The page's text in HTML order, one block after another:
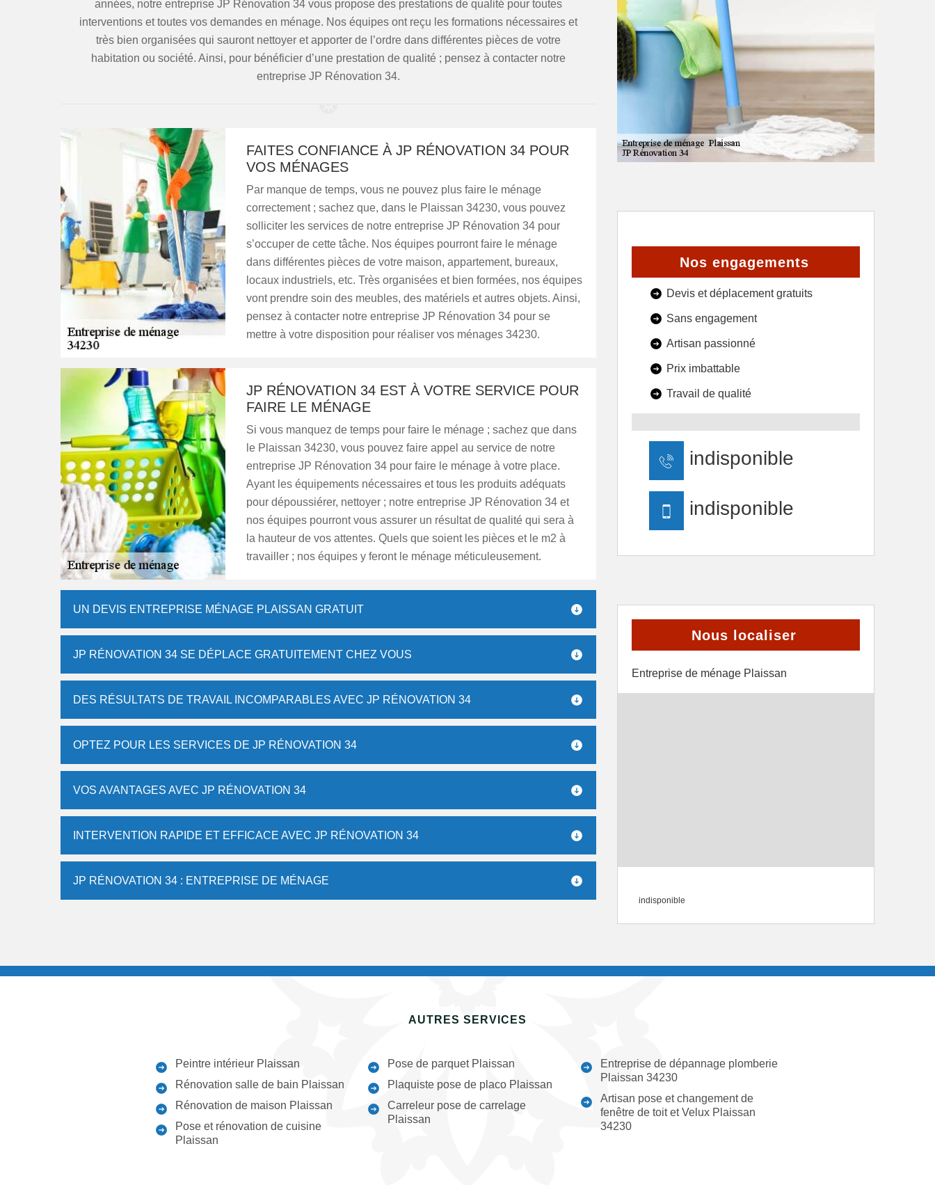
années, notre entreprise JP Rénovation 34 vous propose des prestations de qualité pour toutes
interventions et toutes vos demandes en ménage. Nos équipes ont reçu les formations nécessaires et
très bien organisées qui sauront nettoyer et apporter de l’ordre dans différentes pièces de votre
habitation ou société. Ainsi, pour bénéficier d’une prestation de qualité ; pensez à contacter notre
entreprise JP Rénovation 34.
FAITES CONFIANCE À JP RÉNOVATION 34 POUR
VOS MÉNAGES
Par manque de temps, vous ne pouvez plus faire le ménage
correctement ; sachez que, dans le Plaissan 34230, vous pouvez
solliciter les services de notre entreprise JP Rénovation 34 pour
s’occuper de cette tâche. Nos équipes pourront faire le ménage
dans différentes pièces de votre maison, appartement, bureaux,
locaux industriels, etc. Très organisées et bien formées, nos équipes
vont prendre soin des meubles, des matériels et autres objets. Ainsi,
pensez à contacter notre entreprise JP Rénovation 34 pour se
mettre à votre disposition pour réaliser vos ménages 34230.
JP RÉNOVATION 34 EST À VOTRE SERVICE POUR
FAIRE LE MÉNAGE
Si vous manquez de temps pour faire le ménage ; sachez que dans
le Plaissan 34230, vous pouvez faire appel au service de notre
entreprise JP Rénovation 34 pour faire le ménage à votre place.
Ayant les équipements nécessaires et tous les produits adéquats
pour dépoussiérer, nettoyer ; notre entreprise JP Rénovation 34 et
nos équipes pourront vous assurer un résultat de qualité qui sera à
la hauteur de vos attentes. Quels que soient les pièces et le m2 à
travailler ; nos équipes y feront le ménage méticuleusement.
UN DEVIS ENTREPRISE MÉNAGE PLAISSAN GRATUIT
JP RÉNOVATION 34 SE DÉPLACE GRATUITEMENT CHEZ VOUS
DES RÉSULTATS DE TRAVAIL INCOMPARABLES AVEC JP RÉNOVATION 34
OPTEZ POUR LES SERVICES DE JP RÉNOVATION 34
VOS AVANTAGES AVEC JP RÉNOVATION 34
INTERVENTION RAPIDE ET EFFICACE AVEC JP RÉNOVATION 34
JP RÉNOVATION 34 : ENTREPRISE DE MÉNAGE
Nos engagements
Devis et déplacement gratuits
Sans engagement
Artisan passionné
Prix imbattable
Travail de qualité
indisponible
indisponible
Nous localiser
Entreprise de ménage Plaissan
indisponible
AUTRES SERVICES
Peintre intérieur Plaissan
Rénovation salle de bain Plaissan
Rénovation de maison Plaissan
Pose et rénovation de cuisine
Plaissan
Pose de parquet Plaissan
Plaquiste pose de placo Plaissan
Carreleur pose de carrelage
Plaissan
Entreprise de dépannage plomberie
Plaissan 34230
Artisan pose et changement de
fenêtre de toit et Velux Plaissan
34230